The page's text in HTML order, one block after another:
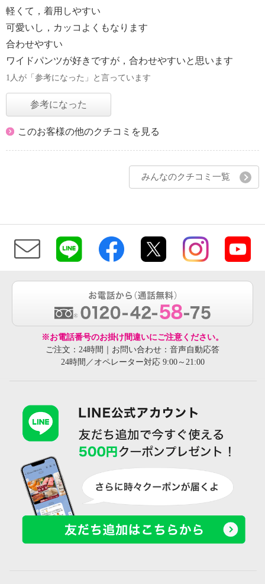
軽くて，着用しやすい
可愛いし，カッコよくもなります
合わせやすい
ワイドパンツが好きですが，合わせやすいと思います
1人が「参考になった」と言っています
参考になった
このお客様の他のクチコミを見る
みんなのクチコミ一覧
※お電話番号のお掛け間違いにご注意ください。
ご注文：24時間｜お問い合わせ：音声自動応答
24時間／オペレーター対応 9:00～21:00